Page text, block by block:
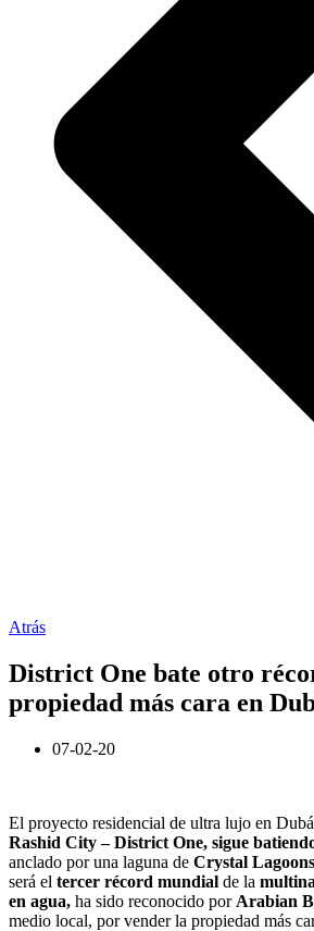
Atrás
District One bate otro
propiedad más cara en
07-02-20
El proyecto residencial de ultra lujo en
Rashid City – District One, sigue
anclado por una laguna de Crystal
será el tercer récord mundial de la
en agua, ha sido reconocido por Arabian
medio local, por vender la propiedad más